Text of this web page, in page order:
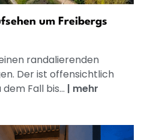
um Freibergs
randalierenden
Der ist offensichtlich
Fall bis... | mehr